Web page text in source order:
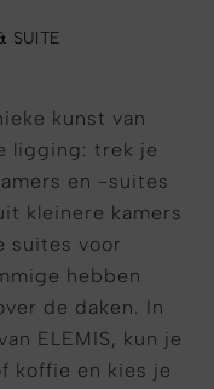
SUITE
kunst van
ligging: trek je
en -suites
kleinere kamers
suites voor
hebben
de daken. In
ELEMIS, kun je
koffie en kies je